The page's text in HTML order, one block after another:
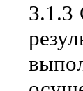
3.1.3